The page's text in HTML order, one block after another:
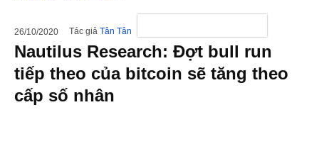
26/10/2020 Tác giả Tân Tân
Nautilus Research: Đợt bull run
tiếp theo của bitcoin sẽ tăng theo
cấp số nhân